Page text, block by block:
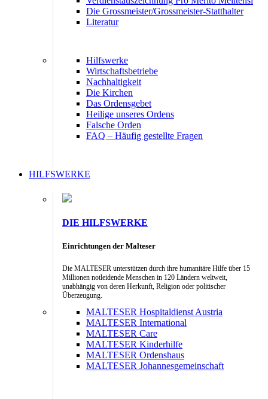
Die Grossmeister/Grossmeister-Statthalter
Literatur
Hilfswerke
Wirtschaftsbetriebe
Nachhaltigkeit
Die Kirchen
Das Ordensgebet
Heilige unseres Ordens
Falsche Orden
FAQ – Häufig gestellte Fragen
HILFSWERKE
DIE HILFSWERKE
Einrichtungen der Malteser
Die MALTESER unterstützen durch ihre humanitäre Hilfe über 15
Millionen notleidende Menschen in 120 Ländern weltweit,
unabhängig von deren Herkunft, Religion oder politischer
Überzeugung.
MALTESER Hospitaldienst Austria
MALTESER International
MALTESER Care
MALTESER Kinderhilfe
MALTESER Ordenshaus
MALTESER Johannesgemeinschaft